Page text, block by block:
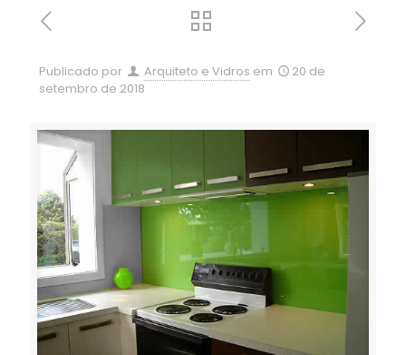
Publicado por Arquiteto e Vidros em
20 de
setembro de 2018